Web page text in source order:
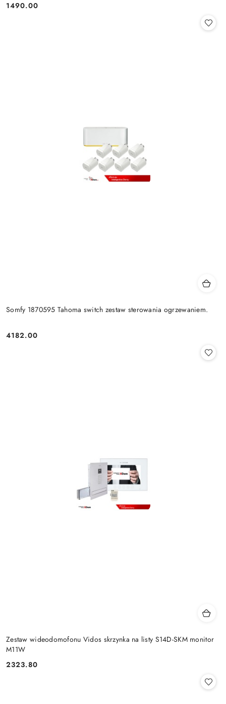
Cena:
1490.00
Somfy 1870595 Tahoma switch zestaw sterowania ogrzewaniem.
Cena:
4182.00
Zestaw wideodomofonu Vidos skrzynka na listy S14D-SKM monitor
M11W
Cena:
2323.80